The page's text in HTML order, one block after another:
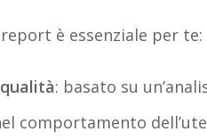
è essenziale per te:
: basato su
comportamento